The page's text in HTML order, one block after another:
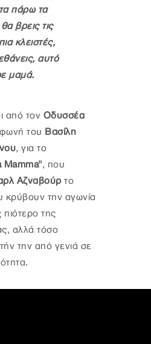
πάρω τα
βρεις τις
κλειστές,
αυτό
μαμά.
από τον Οδυσσέα
του Βασίλη
, για το
Mamma", που
Αζναβούρτο
κρύβουν την αγωνία
της
αλλά τόσο
την από γενιά σε